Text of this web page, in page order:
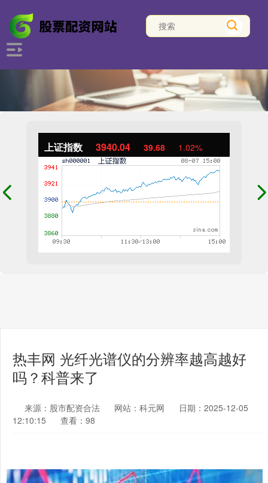
上证指数 3940.04 39.68 1.02%
热丰网 光纤光谱仪的分辨率越高越好
吗？科普来了
来源：股市配资合法 网站：科元网
日期：2025-12-05
12:10:15
查看：98